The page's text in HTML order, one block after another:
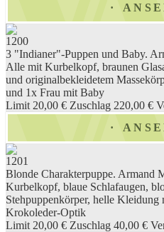
1200
3 "Indianer"-Puppen und Baby.
Alle mit Kurbelkopf, braunen
und originalbekleidetem
und 1x Frau mit Baby
Limit 20,00 € Zuschlag 220,00 €
1201
Blonde Charakterpuppe. Armand
Kurbelkopf, blaue Schlafaugen,
Stehpuppenkörper, helle Kleidung
Krokoleder-Optik
Limit 20,00 € Zuschlag 40,00 €